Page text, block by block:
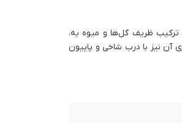
ترکیب ظریف گل‌ها و میوه به،
آن نیز با درب شاخی و پاپیون